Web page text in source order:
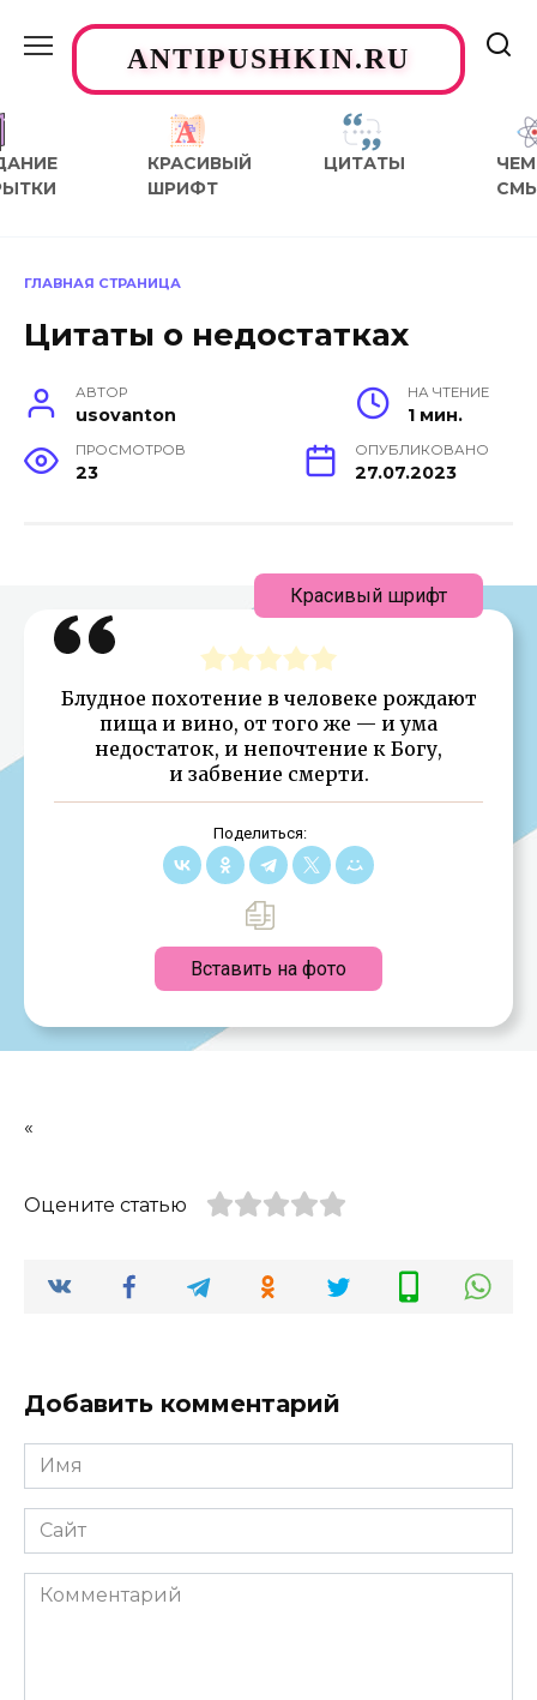
содержаниюANTIPUSHKIN.RU
КРАСИВЫЙ
ШРИФТ
ЦИТАТЫ
ЧЕМ
ГЛАВНАЯ СТРАНИЦА
Цитаты о недостатках
АВТОР
usovanton
НА ЧТЕНИЕ
1 мин.
ПРОСМОТРОВ
23
ОПУБЛИКОВАНО
27.07.2023
Блудное похотение в человеке рождают
пища и вино, от того же — и ума
недостаток, и непочтение к Богу,
и забвение смерти.
Поделиться:
Вставить на фото
Красивый шрифт
«
Оцените статью
Добавить комментарий
Имя
*
Сайт
Комментарий